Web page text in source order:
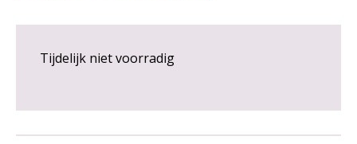
Tijdelijk niet voorradig